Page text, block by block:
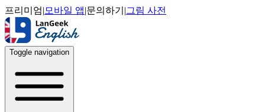
프리미엄| 모바일 앱|문의하기 |그림 사전
Toggle navigation